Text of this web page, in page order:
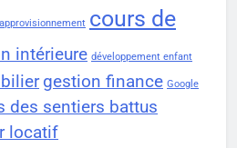
cours de
intérieure développement enfant
gestion finance Google
des sentiers battus
locatif